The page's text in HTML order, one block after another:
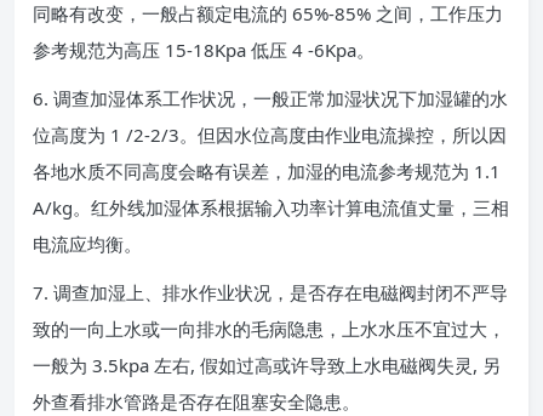
同略有改变，一般占额定电流的 65%-85% 之间，工作压力
参考规范为高压 15-18Kpa 低压 4 -6Kpa。
6. 调查加湿体系工作状况，一般正常加湿状况下加湿罐的水
位高度为 1 /2-2/3。但因水位高度由作业电流操控，所以因
各地水质不同高度会略有误差，加湿的电流参考规范为 1.1
A/kg。红外线加湿体系根据输入功率计算电流值丈量，三相
电流应均衡。
7. 调查加湿上、排水作业状况，是否存在电磁阀封闭不严导
致的一向上水或一向排水的毛病隐患，上水水压不宜过大，
一般为 3.5kpa 左右, 假如过高或许导致上水电磁阀失灵, 另
外查看排水管路是否存在阻塞安全隐患。